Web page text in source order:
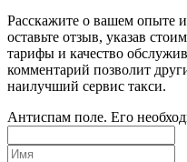
Расскажите о вашем опыте
оставьте отзыв, указав
тарифы и качество
комментарий позволит
наилучший сервис такси.
Антиспам поле. Его